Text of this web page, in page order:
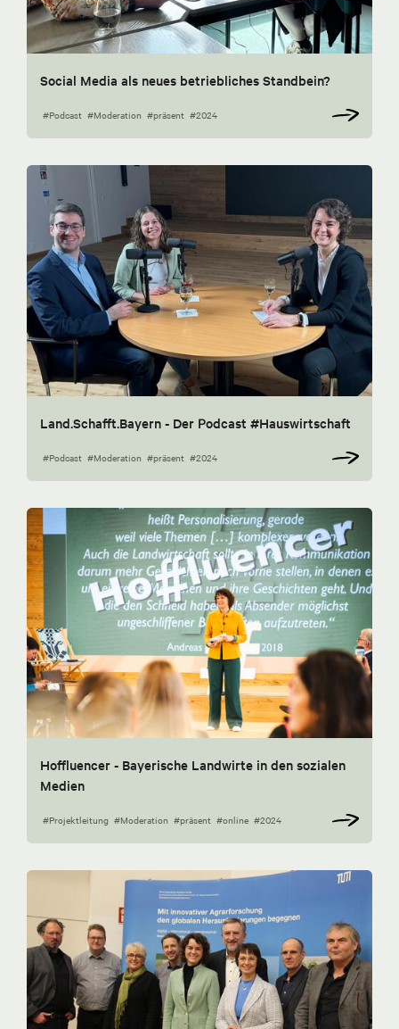
Social Media als neues betriebliches Standbein?
#Podcast #Moderation #präsent #2024
Land.Schafft.Bayern - Der Podcast #Hauswirtschaft
#Podcast #Moderation #präsent #2024
Hoffluencer - Bayerische Landwirte in den sozialen
Medien
#Projektleitung #Moderation #präsent #online #2024